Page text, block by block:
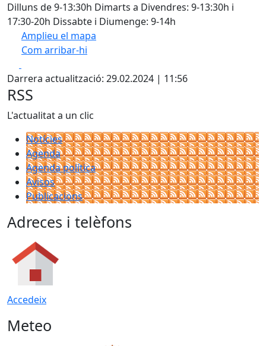
Dilluns de 9-13:30h Dimarts a Divendres: 9-13:30h i
17:30-20h Dissabte i Diumenge: 9-14h
Amplieu el mapa
Com arribar-hi
+
−
Darrera actualització: 29.02.2024 | 11:56
RSS
L'actualitat a un clic
Notícies
Agenda
Agenda política
Avisos
Publicacions
Adreces i telèfons
Accedeix
Meteo